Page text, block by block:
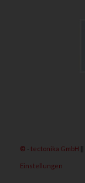
© - tectonika GmbH ||
Einstellungen